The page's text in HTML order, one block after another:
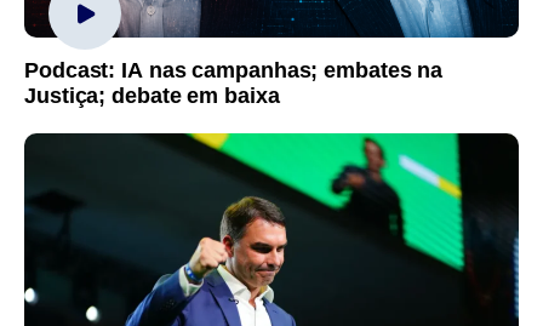
Podcast: IA nas campanhas; embates na
Justiça; debate em baixa